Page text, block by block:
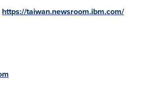
https://taiwan.newsroom.ibm.com/